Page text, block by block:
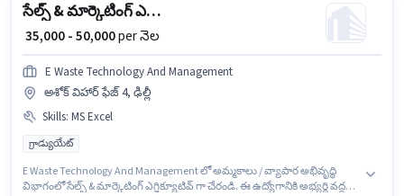
అందుబాటులో ఉంది.
సేల్స్ & మార్కెటింగ్ ఎగ్జిక్యూటివ్
₹ 35,000 - 50,000per నెల
E Waste Technology And Management
అశోక్ విహార్ ఫేజ్ 4, ఢిల్లీ
Skills: MS Excel
గ్రాడ్యుయేట్
E Waste Technology And Management లో అమ్మకాలు / వ్యాపార అభివృద్ధి
విభాగంలో సేల్స్ & మార్కెటింగ్ ఎగ్జిక్యూటివ్ గా చేరండి. ఈ ఉద్యోగానికి అభ్యర్థి వద్ద